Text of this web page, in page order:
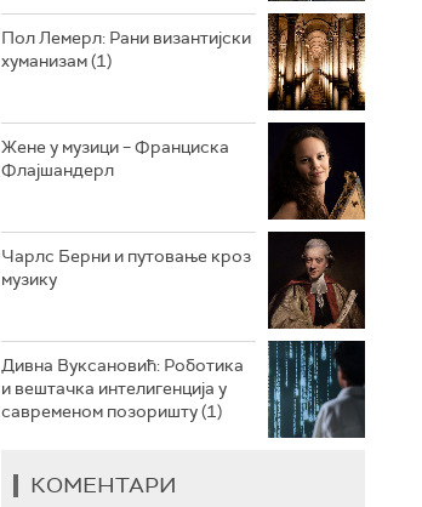
РАДИО ЏЕЗЕР
Пол Лемерл: Рани византијски
хуманизам (1)
Жене у музици – Франциска
Флајшандерл
Чарлс Берни и путовање кроз
музику
Дивна Вуксановић: Роботика
и вештачка интелигенција у
савременом позоришту (1)
КОМЕНТАРИ